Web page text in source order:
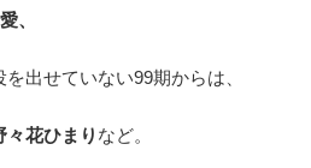
、
出せていない99期からは、
花ひまり など。